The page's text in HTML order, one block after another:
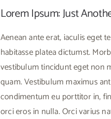
Lorem Ipsum: Just
Aenean ante erat, iaculis eget
habitasse platea dictumst.
vestibulum tincidunt eget non
quam. Vestibulum maximus
condimentum eu porttitor in,
orci eros in nulla. Orci varius